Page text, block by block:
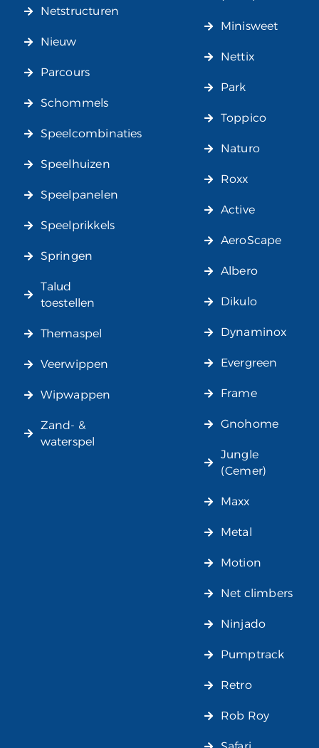
Netstructuren
Nieuw
Parcours
Schommels
Speelcombinaties
Speelhuizen
Speelpanelen
Speelprikkels
Springen
Talud
toestellen
Themaspel
Veerwippen
Wipwappen
Zand- &
waterspel
Minisweet
Nettix
Park
Toppico
Naturo
Roxx
Active
AeroScape
Albero
Dikulo
Dynaminox
Evergreen
Frame
Gnohome
Jungle
(Cemer)
Maxx
Metal
Motion
Net climbers
Ninjado
Pumptrack
Retro
Rob Roy